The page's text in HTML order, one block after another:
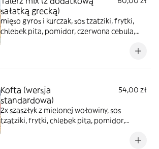
sałatką grecką)
mięso gyros i kurczak, sos tzatziki, frytki,
chlebek pita, pomidor, czerwona cebula,
Kofta (wersja
standardowa)
54,00 zł
2x szaszłyk z mielonej wołowiny, sos
tzatziki, frytki, chlebek pita, pomidor,